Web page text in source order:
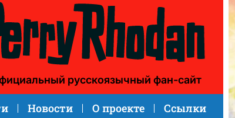
русскоязычный фан-сайт
Новости О проекте Ссылки